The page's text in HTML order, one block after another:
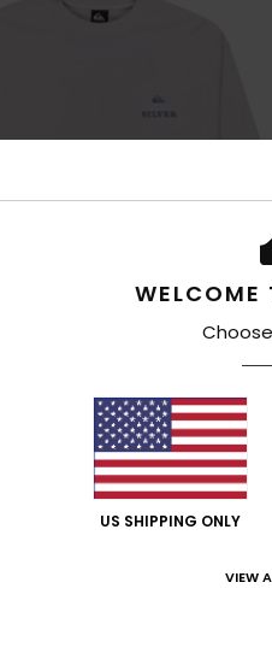
WELCOME
US SHIPPING ONLY
VIEW